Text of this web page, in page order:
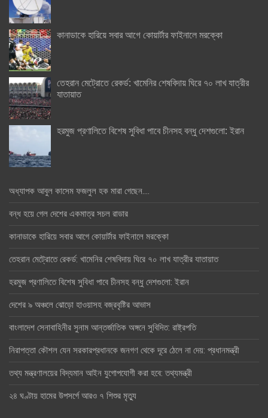
কানাডাকে হারিয়ে সবার আগে কোয়ার্টার ফাইনালে মরক্কো
তেহরান মেট্রোতে রেকর্ড: খামেনির শেষবিদায় ঘিরে ৭০ লাখ যাত্রীর
যাতায়াত
হরমুজ প্রণালিতে বিশেষ সুবিধা পাবে চীনসহ বন্ধু দেশগুলো: ইরান
অধ্যাপক আবুল কাসেম ফজলুল হক মারা গেছেন….
বন্ধ হয়ে গেল দেশের একমাত্র সচল রাডার
কানাডাকে হারিয়ে সবার আগে কোয়ার্টার ফাইনালে মরক্কো
তেহরান মেট্রোতে রেকর্ড: খামেনির শেষবিদায় ঘিরে ৭০ লাখ যাত্রীর যাতায়াত
হরমুজ প্রণালিতে বিশেষ সুবিধা পাবে চীনসহ বন্ধু দেশগুলো: ইরান
দেশের ৯ অঞ্চলে ঝোড়ো হাওয়াসহ বজ্রবৃষ্টির আভাস
বাংলাদেশ সেনাবাহিনীর সুনাম আন্তর্জাতিক অঙ্গনে সুবিদিত: রাষ্ট্রপতি
নিরাপত্তা কৌশল যেন সরকারপ্রধানকে জনগণ থেকে দূরে ঠেলে না দেয়: প্রধানমন্ত্রী
তথ্য মন্ত্রণালয়ের বিদ্যমান আইন যুগোপযোগী করা হবে: তথ্যমন্ত্রী
২৪ ঘণ্টায় হামের উপসর্গে আরও ৭ শিশুর মৃত্যু